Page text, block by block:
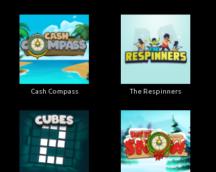
Cash Compass The Respinners